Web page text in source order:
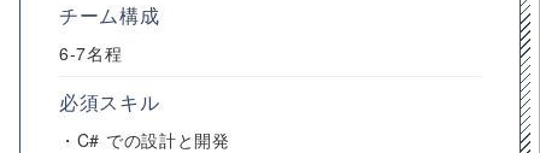
チーム構成
6-7名程
必須スキル
・C# での設計と開発